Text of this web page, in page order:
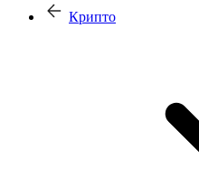
Крипто